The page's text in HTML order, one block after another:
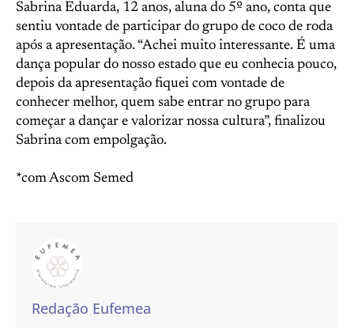
Sabrina Eduarda, 12 anos, aluna do 5º ano, conta que
sentiu vontade de participar do grupo de coco de roda
após a apresentação. “Achei muito interessante. É uma
dança popular do nosso estado que eu conhecia pouco,
depois da apresentação fiquei com vontade de
conhecer melhor, quem sabe entrar no grupo para
começar a dançar e valorizar nossa cultura”, finalizou
Sabrina com empolgação.
*com Ascom Semed
Redação Eufemea